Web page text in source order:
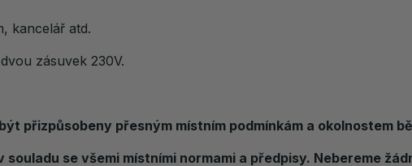
kancelář atd.
zásuvek 230V.
přizpůsobeny přesným místním podmínkám a okolnostem
se všemi místními normami a předpisy. Nebereme